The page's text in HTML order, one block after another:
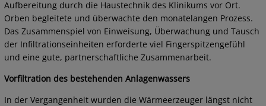
Aufbereitung durch die Haustechnik des Klinikums vor Ort.
Orben begleitete und überwachte den monatelangen Prozess.
Das Zusammenspiel von Einweisung, Überwachung und Tausch
der Infiltrationseinheiten erforderte viel Fingerspitzengefühl
und eine gute, partnerschaftliche Zusammenarbeit.
Vorfiltration des bestehenden Anlagenwassers
In der Vergangenheit wurden die Wärmeerzeuger längst nicht